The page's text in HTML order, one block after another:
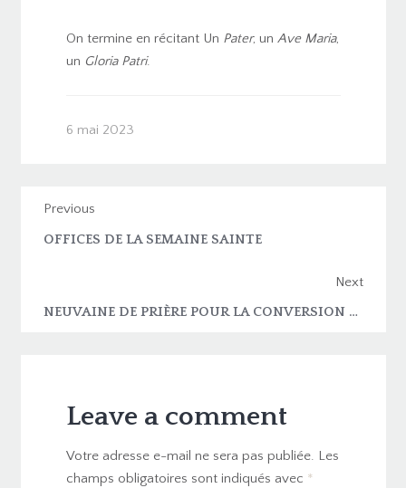
On termine en récitant Un Pater, un Ave Maria,
un Gloria Patri.
6 mai 2023
Previous
OFFICES DE LA SEMAINE SAINTE
Next
NEUVAINE DE PRIÈRE POUR LA CONVERSION MISSIONNAIRE ET POUR LES VOCATIONS
Leave a comment
Votre adresse e-mail ne sera pas publiée. Les
champs obligatoires sont indiqués avec *